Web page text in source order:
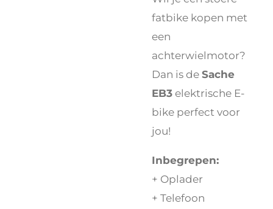
fatbike kopen met
een
achterwielmotor?
Dan is deSache
EB3elektrische E-
bike perfect voor
jou!
Inbegrepen:
+ Oplader
+ Telefoon